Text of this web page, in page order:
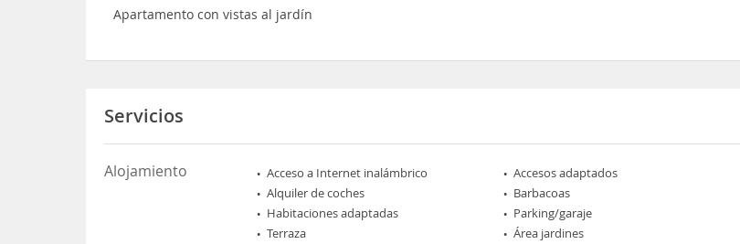
Apartamento con vistas al jardín
Servicios
Alojamiento Acceso a Internet inalámbrico Accesos adaptados
Alquiler de coches
Barbacoas
Habitaciones adaptadas
Parking/garaje
Terraza
Área jardines